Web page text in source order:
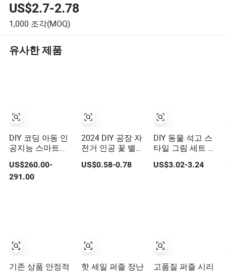
US$2.7-2.78
1,000 조각(MOQ)
유사한 제품
DIY 코딩 아동 인
공지능 스마트
STEM 교육용 마
이크로비트 로봇
키트 학생용 교구
US$260.00-
291.00
기존 상품 안정적
2024 DIY 공장 자
전거 인공 꽃 밸브
셀 나무 장난감 제
조업체 몬테소리
US$0.58-0.78
핫 세일 퍼즐 장난
DIY 동물 석고 스
타일 그림 세트 어
린이 미술 드로잉
공예 장난감
US$3.02-3.24
고품질 퍼즐 시리